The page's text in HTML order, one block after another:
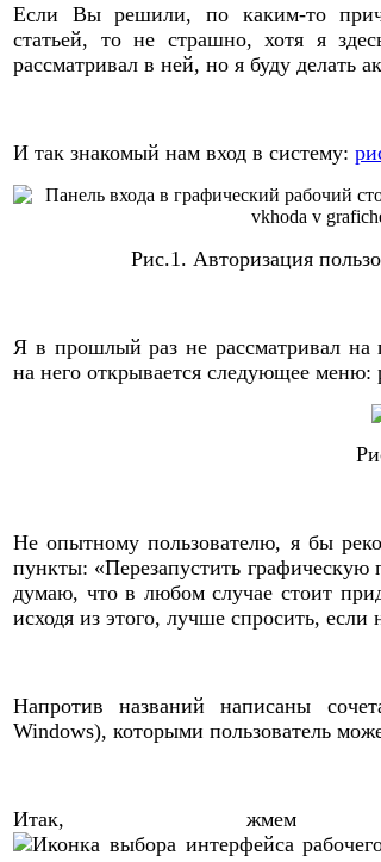
Если Вы решили, по каким-то
статьей, то не страшно, хотя я
рассматривал в ней, но я буду делать
И так знакомый нам вход в систему:
Рис.1. Авторизация
Я в прошлый раз не рассматривал на
на него открывается следующее меню:
Не опытному пользователю, я бы
пункты: «Перезапустить
думаю, что в любом случае стоит
исходя из этого, лучше спросить, если
Напротив названий написаны
Windows), которыми пользователь
Итак,